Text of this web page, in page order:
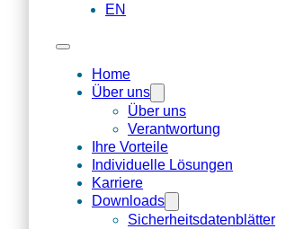
EN
Home
Über uns
Über uns
Verantwortung
Ihre Vorteile
Individuelle Lösungen
Karriere
Downloads
Sicherheitsdatenblätter